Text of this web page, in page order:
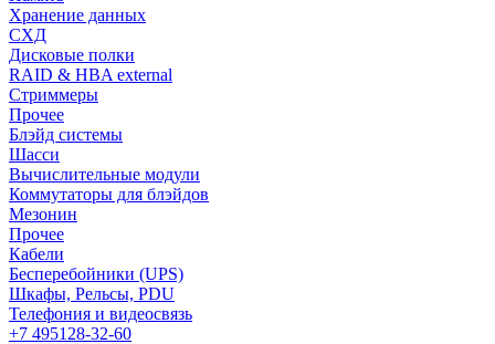
Хранение данных
СХД
Дисковые полки
RAID & HBA external
Стриммеры
Прочее
Блэйд системы
Шасси
Вычислительные модули
Коммутаторы для блэйдов
Мезонин
Прочее
Кабели
Бесперебойники (UPS)
Шкафы, Рельсы, PDU
Телефония и видеосвязь
+7 495128-32-60